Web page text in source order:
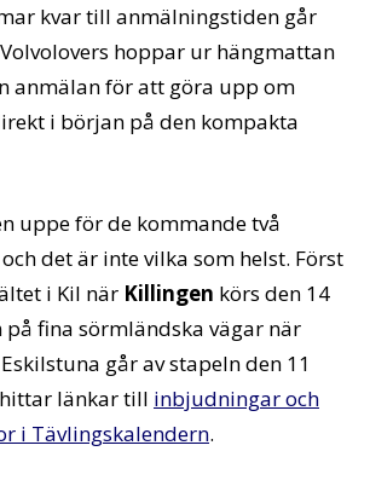
kvar till anmälningstiden går
hoppar ur hängmattan
anmälan för att göra upp om
i början på den kompakta
uppe för de kommande två
det är inte vilka som helst. Först
i Kil när Killingen körs den 14
på fina sörmländska vägar när
går av stapeln den 11
länkar till inbjudningar och
i Tävlingskalendern.